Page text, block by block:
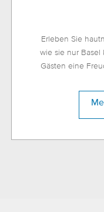
Erleben Sie
wie sie nur Basel
Gästen eine